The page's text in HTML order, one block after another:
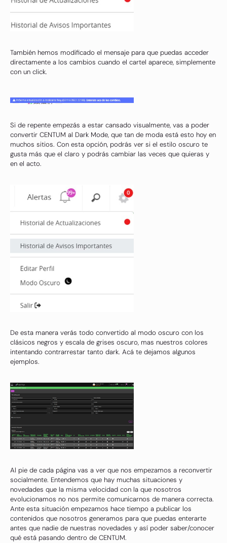
También hemos modificado el mensaje para que puedas acceder
directamente a los cambios cuando el cartel aparece, simplemente
con un click.
Si de repente empezás a estar cansado visualmente, vas a poder
convertir CENTUM al Dark Mode, que tan de moda está esto hoy en
muchos sitios. Con esta opción, podrás ver si el estilo oscuro te
gusta más que el claro y podrás cambiar las veces que quieras y
en el acto.
De esta manera verás todo convertido al modo oscuro con los
clásicos negros y escala de grises oscuro, mas nuestros colores
intentando contrarrestar tanto dark. Acá te dejamos algunos
ejemplos.
Al pie de cada página vas a ver que nos empezamos a reconvertir
socialmente. Entendemos que hay muchas situaciones y
novedades que la misma velocidad con la que nosotros
evolucionamos no nos permite comunicarnos de manera correcta.
Ante esta situación empezamos hace tiempo a publicar los
contenidos que nosotros generamos para que puedas enterarte
antes que nadie de nuestras novedades y así poder saber/conocer
qué está pasando dentro de CENTUM.